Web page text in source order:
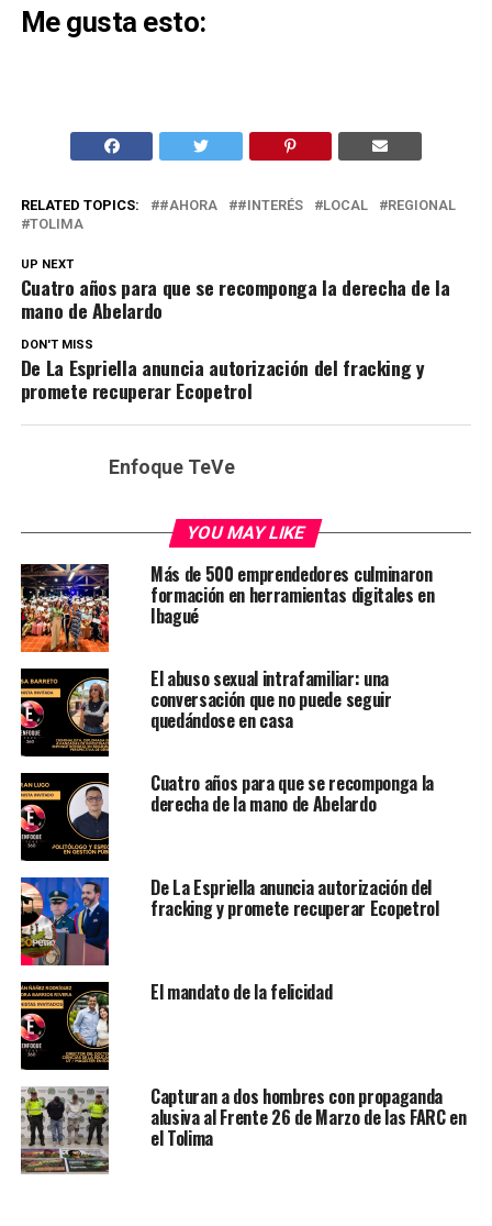
Me gusta esto:
RELATED TOPICS: #AHORA #INTERÉS LOCAL
REGIONAL
TOLIMA
UP NEXT
Cuatro años para que se recomponga la derecha de la
mano de Abelardo
DON'T MISS
De La Espriella anuncia autorización del fracking y
promete recuperar Ecopetrol
Enfoque TeVe
YOU MAY LIKE
Más de 500 emprendedores culminaron
formación en herramientas digitales en
Ibagué
El abuso sexual intrafamiliar: una
conversación que no puede seguir
quedándose en casa
Cuatro años para que se recomponga la
derecha de la mano de Abelardo
De La Espriella anuncia autorización del
fracking y promete recuperar Ecopetrol
El mandato de la felicidad
Capturan a dos hombres con propaganda
alusiva al Frente 26 de Marzo de las FARC en
el Tolima